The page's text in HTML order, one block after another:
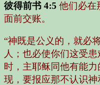
彼得前书 4:5 他们必在
面前交账。
“神既是公义的，就必
人；也必使你们这受
时，主耶稣同他有能
现，要报应那不认识